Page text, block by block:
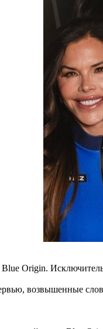
Origin.
возвышенные